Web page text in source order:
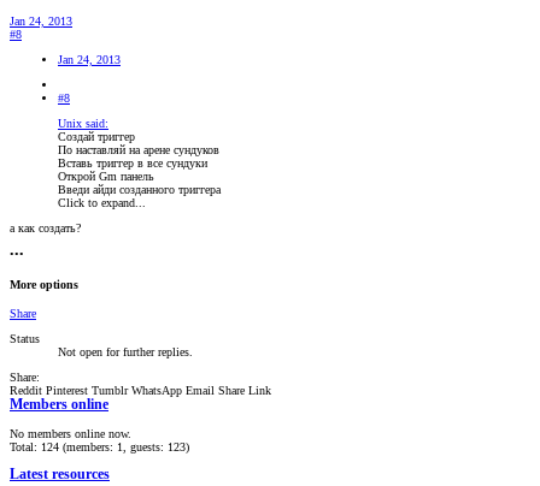
Jan 24, 2013
#8
Jan 24, 2013
#8
Unix said:
Создай триггер
По наставляй на арене сундуков
Вставь триггер в все сундуки
Открой Gm панель
Введи айди созданного триггера
Click to expand...
а как создать?
•••
More options
Share
Status
Not open for further replies.
Share:
Reddit Pinterest Tumblr WhatsApp Email Share Link
Members online
No members online now.
Total: 124 (members: 1, guests: 123)
Latest resources